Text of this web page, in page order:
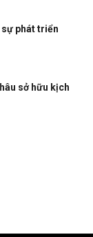
phát triển
sở hữu kịch